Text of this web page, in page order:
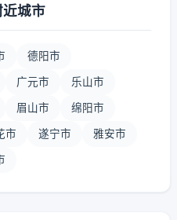
近城市
德阳市
广元市 乐山市
眉山市 绵阳市
市 遂宁市 雅安市